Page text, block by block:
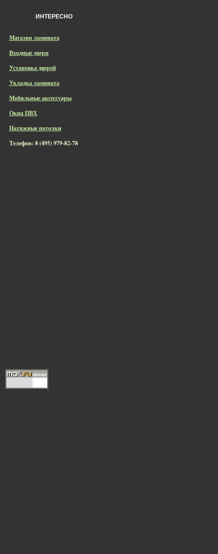
ИНТЕРЕСНО
Магазин ламината
Входные двери
Установка дверей
Укладка ламината
Мобильные аксессуары
Окна ПВХ
Натяжные потолки
Телефон: 8 (495) 979-82-78